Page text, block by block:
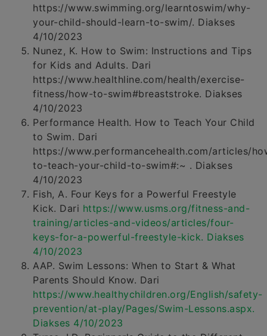
https://www.swimming.org/learntoswim/why-
your-child-should-learn-to-swim/. Diakses
4/10/2023
Nunez, K. How to Swim: Instructions and Tips
for Kids and Adults. Dari
https://www.healthline.com/health/exercise-
fitness/how-to-swim#breaststroke. Diakses
4/10/2023
Performance Health. How to Teach Your Child
to Swim. Dari
https://www.performancehealth.com/articles/
to-teach-your-child-to-swim#:~ . Diakses
4/10/2023
Fish, A. Four Keys for a Powerful Freestyle
Kick. Dari https://www.usms.org/fitness-and-
training/articles-and-videos/articles/four-
keys-for-a-powerful-freestyle-kick. Diakses
4/10/2023
AAP. Swim Lessons: When to Start & What
Parents Should Know. Dari
https://www.healthychildren.org/English/safety-
prevention/at-play/Pages/Swim-Lessons.aspx.
Diakses 4/10/2023